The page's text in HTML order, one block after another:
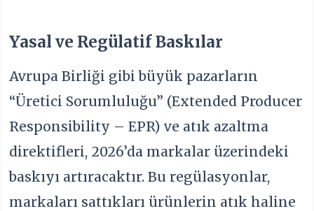
Yasal ve Regülatif Baskılar
Avrupa Birliği gibi büyük pazarların
“Üretici Sorumluluğu” (Extended Producer
Responsibility – EPR) ve atık azaltma
direktifleri, 2026’da markalar üzerindeki
baskıyı artıracaktır. Bu regülasyonlar,
markaları sattıkları ürünlerin atık haline